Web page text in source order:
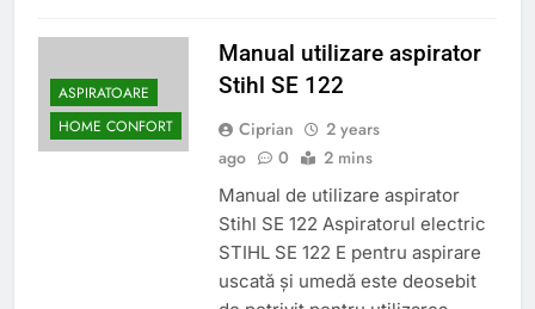
ASPIRATOARE
HOME CONFORT
Manual utilizare aspirator
Stihl SE 122
Ciprian
2 years
ago
0 2 mins
Manual de utilizare aspirator
Stihl SE 122 Aspiratorul electric
STIHL SE 122 E pentru aspirare
uscată și umedă este deosebit